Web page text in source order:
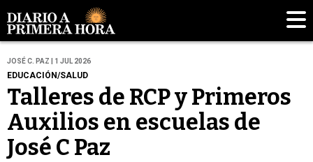
JOSÉ C. PAZ | 1 JUL 2026
EDUCACIÓN/SALUD
Talleres de RCP y Primeros
Auxilios en escuelas de
José C Paz